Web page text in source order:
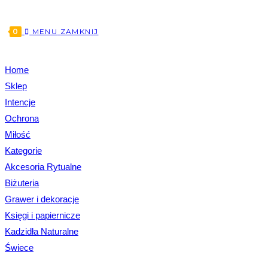
0 MENU ZAMKNIJ
Home
Sklep
Intencje
Ochrona
Miłość
Kategorie
Akcesoria Rytualne
Biżuteria
Grawer i dekoracje
Księgi i papiernicze
Kadzidła Naturalne
Świece